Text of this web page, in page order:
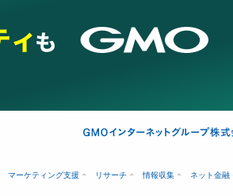
マーケティング支援 リサーチ 情報収集 ネット金融